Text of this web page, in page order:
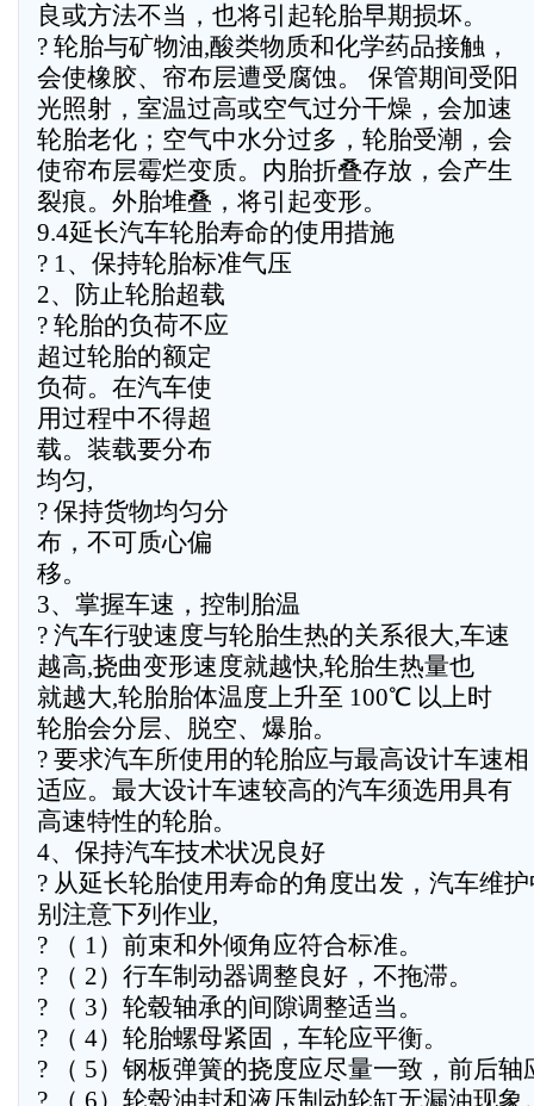
良或方法不当，也将引起轮胎早期损坏。
? 轮胎与矿物油,酸类物质和化学药品接触，
会使橡胶、帘布层遭受腐蚀。 保管期间受阳
光照射，室温过高或空气过分干燥，会加速
轮胎老化；空气中水分过多，轮胎受潮，会
使帘布层霉烂变质。内胎折叠存放，会产生
裂痕。外胎堆叠，将引起变形。
9.4延长汽车轮胎寿命的使用措施
? 1、保持轮胎标准气压
2、防止轮胎超载
? 轮胎的负荷不应
超过轮胎的额定
负荷。在汽车使
用过程中不得超
载。装载要分布
均匀,
? 保持货物均匀分
布，不可质心偏
移。
3、掌握车速，控制胎温
? 汽车行驶速度与轮胎生热的关系很大,车速
越高,挠曲变形速度就越快,轮胎生热量也
就越大,轮胎胎体温度上升至 100℃ 以上时
轮胎会分层、脱空、爆胎。
? 要求汽车所使用的轮胎应与最高设计车速相
适应。最大设计车速较高的汽车须选用具有
高速特性的轮胎。
4、保持汽车技术状况良好
? 从延长轮胎使用寿命的角度出发，汽车维
别注意下列作业,
? （ 1）前束和外倾角应符合标准。
? （ 2）行车制动器调整良好，不拖滞。
? （ 3）轮毂轴承的间隙调整适当。
? （ 4）轮胎螺母紧固，车轮应平衡。
? （ 5）钢板弹簧的挠度应尽量一致，前后轴
? （ 6）轮毂油封和液压制动轮缸无漏油现象